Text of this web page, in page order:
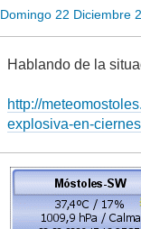
Domingo 22 Diciembre
Hablando de la
http://
explosiva-en-